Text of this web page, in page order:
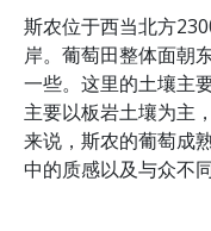
斯农位于西当北方
岸。葡萄田整体面朝
一些。这里的土壤主
主要以板岩土壤为主
来说，斯农的葡萄成
中的质感以及与众不